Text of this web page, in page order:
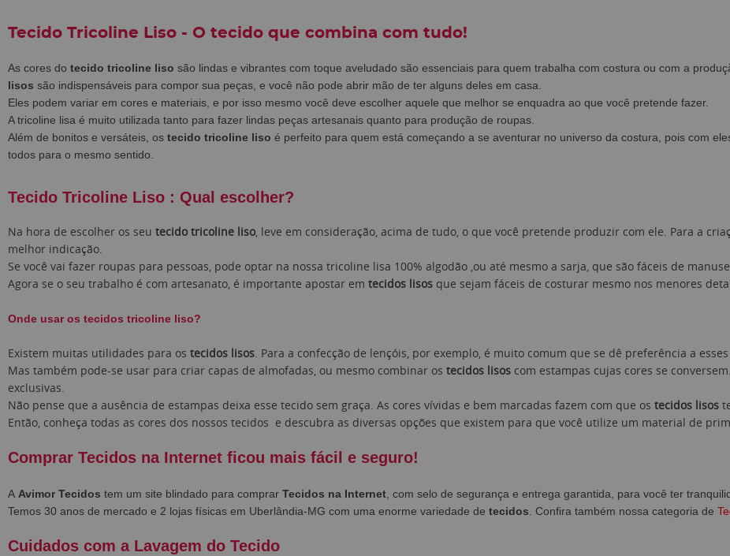
Tecido Tricoline Liso - O tecido que combina com tudo!
As cores do tecido tricoline liso são lindas e vibrantes com toque aveludado são essenciais para quem trabalha com costura ou com a
lisos são indispensáveis para compor sua peças, e você não pode abrir mão de ter alguns deles em casa.
Eles podem variar em cores e materiais, e por isso mesmo você deve escolher aquele que melhor se enquadra ao que você pretende fazer.
A tricoline lisa é muito utilizada tanto para fazer lindas peças artesanais quanto para produção de roupas.
Além de bonitos e versáteis, os tecido tricoline liso é perfeito para quem está começando a se aventurar no universo da costura, pois com
todos para o mesmo sentido.
Tecido Tricoline Liso : Qual escolher?
Na hora de escolher os seu tecido tricoline liso, leve em consideração, acima de tudo, o que você pretende produzir com ele. Para a
melhor indicação.
Se você vai fazer roupas para pessoas, pode optar na nossa tricoline lisa 100% algodão ,ou até mesmo a sarja, que são fáceis de
Agora se o seu trabalho é com artesanato, é importante apostar em tecidos lisos que sejam fáceis de costurar mesmo nos menores
Onde usar os tecidos tricoline liso?
Existem muitas utilidades para os tecidos lisos. Para a confecção de lençóis, por exemplo, é muito comum que se dê preferência a
Mas também pode-se usar para criar capas de almofadas, ou mesmo combinar os tecidos lisos com estampas cujas cores se
exclusivas.
Não pense que a ausência de estampas deixa esse tecido sem graça. As cores vívidas e bem marcadas fazem com que os tecidos lisos
Então, conheça todas as cores dos nossos tecidos e descubra as diversas opções que existem para que você utilize um material de
Comprar Tecidos na Internet ficou mais fácil e seguro!
A Avimor Tecidos tem um site blindado para comprar Tecidos na Internet , com selo de segurança e entrega garantida, para você ter
Temos 30 anos de mercado e 2 lojas físicas em Uberlândia-MG com uma enorme variedade de tecidos . Confira também nossa categoria de
Cuidados com a Lavagem do Tecido